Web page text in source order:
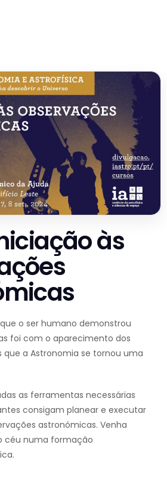
às
o ser humano demonstrou
foi com o aparecimento dos
que a Astronomia se tornou uma
as ferramentas necessárias
consigam planear e executar
astronómicas. Venha
céu numa formação